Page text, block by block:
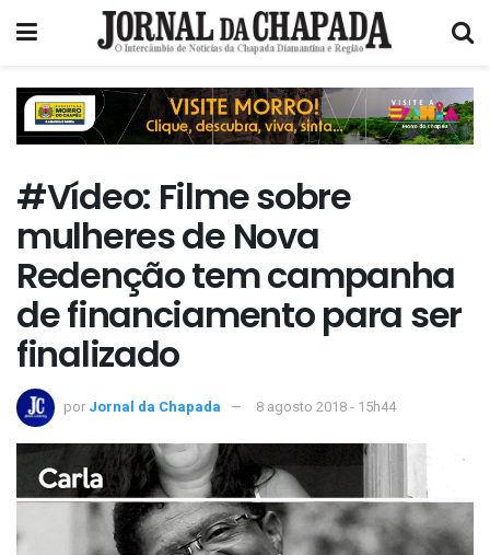
#Vídeo: Filme sobre
mulheres de Nova
Redenção tem campanha
de financiamento para ser
finalizado
por Jornal da Chapada 8 agosto 2018 - 15h44